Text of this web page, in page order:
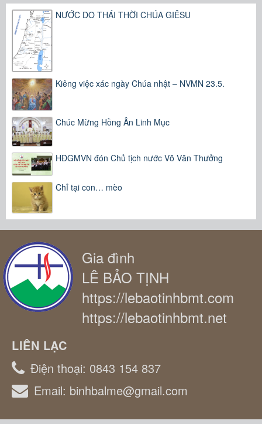
NƯỚC DO THÁI THỜI CHÚA GIÊSU
Kiêng việc xác ngày Chúa nhật – NVMN 23.5.
Chúc Mừng Hồng Ân Linh Mục
HĐGMVN đón Chủ tịch nước Võ Văn Thưởng
Chỉ tại con… mèo
Gia đình
LÊ BẢO TỊNH
https://lebaotinhbmt.com
https://lebaotinhbmt.net
LIÊN LẠC
Điện thoại: 0843 154 837
Email: binhbalme@gmail.com